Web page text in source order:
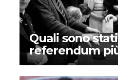
Quali sono
referendum
nella storia